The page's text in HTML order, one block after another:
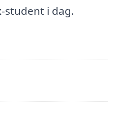
student i dag.